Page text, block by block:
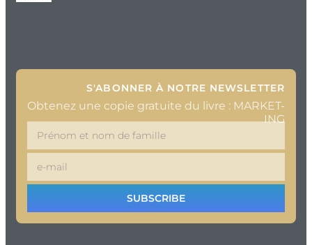
S'ABONNER À NOTRE NEWSLETTER
Obtenez une copie gratuite du livre : MARKET-
ING
SUBSCRIBE